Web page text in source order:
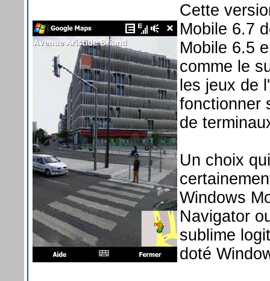
Cette
Mobile 6.7
Mobile 6.5
comme le
les jeux de
fonctionner
de
Un choix
Windows
Navigator
sublime
doté